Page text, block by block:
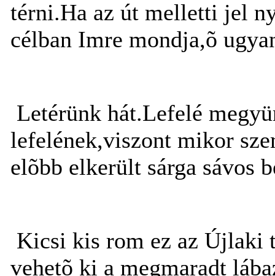
térni.Ha az út melletti jel
célban Imre mondja,õ
Letérünk hát.Lefelé
lefelének,viszont mikor
elõbb elkerült sárga sávos
Kicsi kis rom ez az Újlaki
vehetõ ki a megmaradt